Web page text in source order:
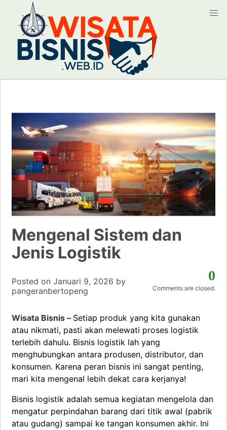
Mengenal Sistem dan
Jenis Logistik
0
Comments are closed.
Posted on Januari 9, 2026 by
pangeranbertopeng
Wisata Bisnis – Setiap produk yang kita gunakan
atau nikmati, pasti akan melewati proses logistik
terlebih dahulu. Bisnis logistik lah yang
menghubungkan antara produsen, distributor, dan
konsumen. Karena peran bisnis ini sangat penting,
mari kita mengenal lebih dekat cara kerjanya!
Bisnis logistik adalah semua kegiatan mengelola dan
mengatur perpindahan barang dari titik awal (pabrik
atau gudang) sampai ke tangan konsumen akhir. Ini